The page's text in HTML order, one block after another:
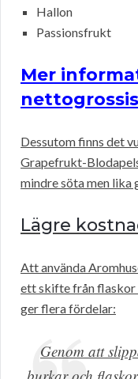
Hallon
Passionsfrukt
Mer
Dessutom finns det
Grapefrukt-
mindre söta men lika
Lägre
Att använda
ett skifte från
ger flera fördelar:
Genom att